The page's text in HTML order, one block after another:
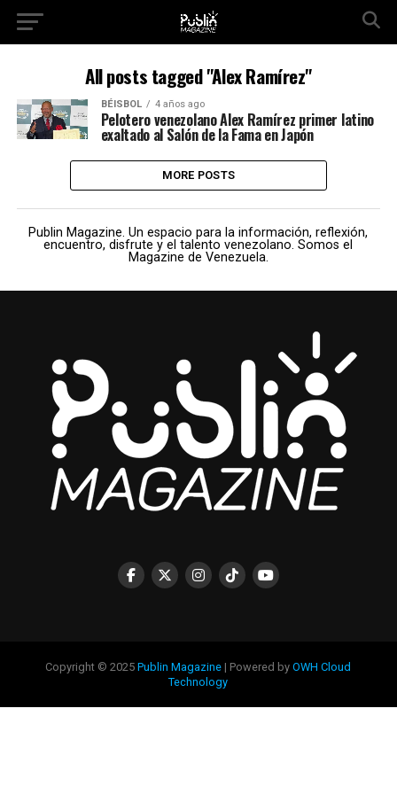
All posts tagged "Alex Ramírez"
BÉISBOL 4 años ago
Pelotero venezolano Alex Ramírez primer latino
exaltado al Salón de la Fama en Japón
MORE POSTS
Publin Magazine. Un espacio para la información, reflexión,
encuentro, disfrute y el talento venezolano. Somos el
Magazine de Venezuela.
Copyright © 2025Publin Magazine | Powered byOWH Cloud
Technology